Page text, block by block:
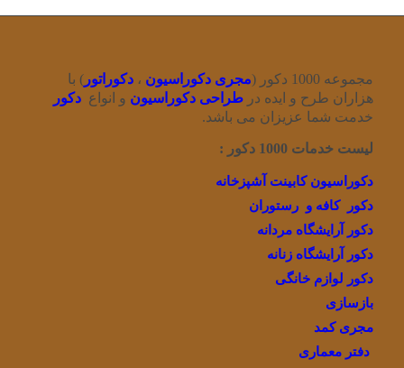
مجموعه 1000 دکور ( مجری دکوراسیون ، دکوراتور ) با
هزاران طرح و ایده در طراحی دکوراسیون و انواع دکور
خدمت شما عزیزان می باشد.
لیست خدمات 1000 دکور :
دکوراسیون کابینت آشپزخانه
دکور کافه و رستوران
دکور آرایشگاه مردانه
دکور آرایشگاه زنانه
دکور لوازم خانگی
بازسازی
مجری کمد
دفتر معماری